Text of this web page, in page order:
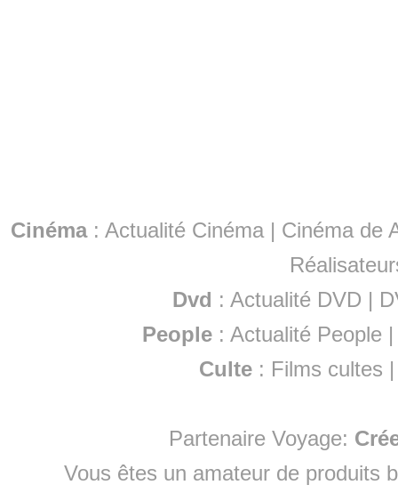
Cinéma: Actualité Cinéma | Cinéma de
Dvd : Actualité DVD |
People :Actualité People
Culte : Films cultes
Partenaire Voyage:
Vous êtes un amateur de produits